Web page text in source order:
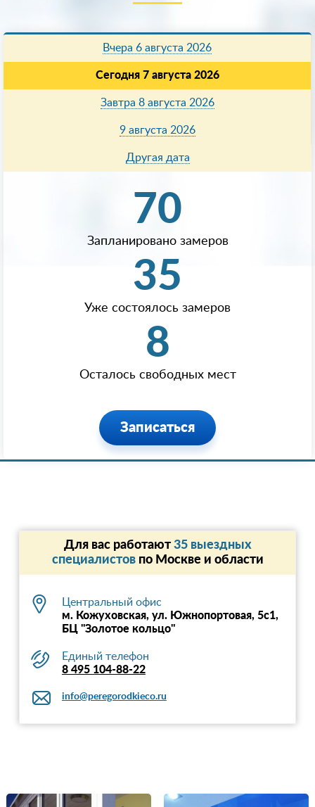
Вчера 6 августа 2026
Сегодня 7 августа 2026
Завтра 8 августа 2026
9 августа 2026
Другая дата
70
Запланировано замеров
35
Уже состоялось замеров
8
Осталось свободных мест
Записаться
Для вас работают35 выездных
специалистовпо Москве и области
Центральный офис
м. Кожуховская, ул. Южнопортовая, 5с1,
БЦ "Золотое кольцо"
Единый телефон
8 495 104-88-22
info@peregorodkieco.ru